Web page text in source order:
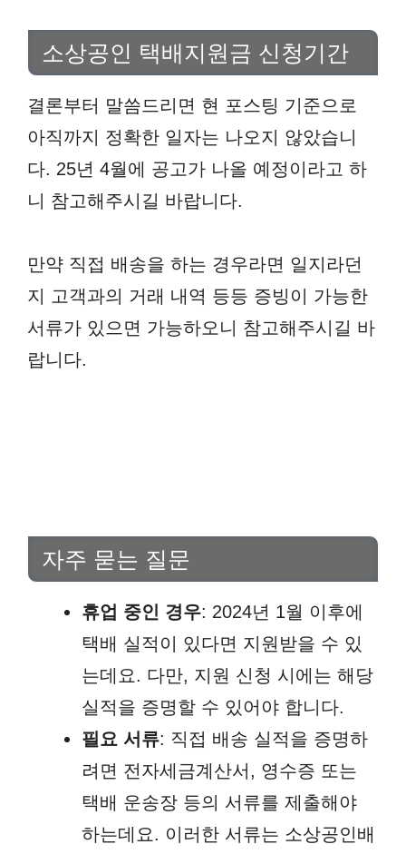
소상공인 택배지원금 신청기간
결론부터 말씀드리면 현 포스팅 기준으로
아직까지 정확한 일자는 나오지 않았습니
다. 25년 4월에 공고가 나올 예정이라고 하
니 참고해주시길 바랍니다.
만약 직접 배송을 하는 경우라면 일지라던
지 고객과의 거래 내역 등등 증빙이 가능한
서류가 있으면 가능하오니 참고해주시길 바
랍니다.
자주 묻는 질문
휴업 중인 경우: 2024년 1월 이후에
택배 실적이 있다면 지원받을 수 있
는데요. 다만, 지원 신청 시에는 해당
실적을 증명할 수 있어야 합니다.
필요 서류: 직접 배송 실적을 증명하
려면 전자세금계산서, 영수증 또는
택배 운송장 등의 서류를 제출해야
하는데요. 이러한 서류는 소상공인배